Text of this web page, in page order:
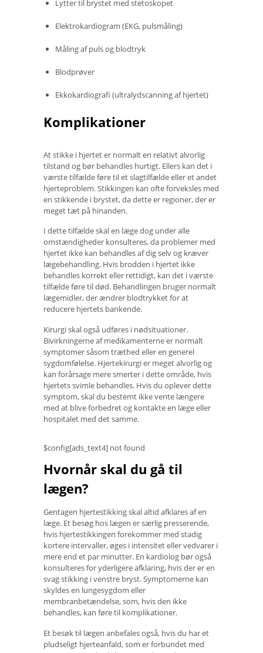
Lytter til brystet med stetoskopet
Elektrokardiogram (EKG, pulsmåling)
Måling af puls og blodtryk
Blodprøver
Ekkokardiografi (ultralydscanning af hjertet)
Komplikationer
At stikke i hjertet er normalt en relativt alvorlig
tilstand og bør behandles hurtigt. Ellers kan det i
værste tilfælde føre til et slagtilfælde eller et andet
hjerteproblem. Stikkingen kan ofte forveksles med
en stikkende i brystet, da dette er regioner, der er
meget tæt på hinanden.
I dette tilfælde skal en læge dog under alle
omstændigheder konsulteres, da problemer med
hjertet ikke kan behandles af dig selv og kræver
lægebehandling. Hvis brodden i hjertet ikke
behandles korrekt eller rettidigt, kan det i værste
tilfælde føre til død. Behandlingen bruger normalt
lægemidler, der ændrer blodtrykket for at
reducere hjertets bankende.
Kirurgi skal også udføres i nødsituationer.
Bivirkningerne af medikamenterne er normalt
symptomer såsom træthed eller en generel
sygdomfølelse. Hjertekirurgi er meget alvorlig og
kan forårsage mere smerter i dette område, hvis
hjertets svimle behandles. Hvis du oplever dette
symptom, skal du bestemt ikke vente længere
med at blive forbedret og kontakte en læge eller
hospitalet med det samme.
$config[ads_text4] not found
Hvornår skal du gå til
lægen?
Gentagen hjertestikking skal altid afklares af en
læge. Et besøg hos lægen er særlig presserende,
hvis hjertestikkingen forekommer med stadig
kortere intervaller, øges i intensitet eller vedvarer i
mere end et par minutter. En kardiolog bør også
konsulteres for yderligere afklaring, hvis der er en
svag stikking i venstre bryst. Symptomerne kan
skyldes en lungesygdom eller
membranbetændelse, som, hvis den ikke
behandles, kan føre til komplikationer.
Et besøk til lægen anbefales også, hvis du har et
pludseligt hjerteanfald, som er forbundet med